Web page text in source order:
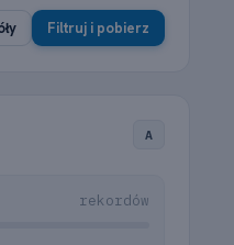
Filtruj i pobierz
A
rekordów